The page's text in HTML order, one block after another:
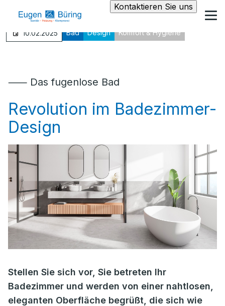
Kontaktieren Sie uns
10.02.2025 Bad Design Komfort & Hygiene
⸺ Das fugenlose Bad
Revolution im Badezimmer-
Design
Stellen Sie sich vor, Sie betreten Ihr
Badezimmer und werden von einer nahtlosen,
eleganten Oberfläche begrüßt, die sich wie